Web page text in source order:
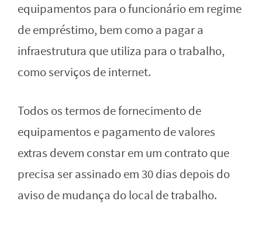
equipamentos para o funcionário em regime
de empréstimo, bem como a pagar a
infraestrutura que utiliza para o trabalho,
como serviços de internet.
Todos os termos de fornecimento de
equipamentos e pagamento de valores
extras devem constar em um contrato que
precisa ser assinado em 30 dias depois do
aviso de mudança do local de trabalho.